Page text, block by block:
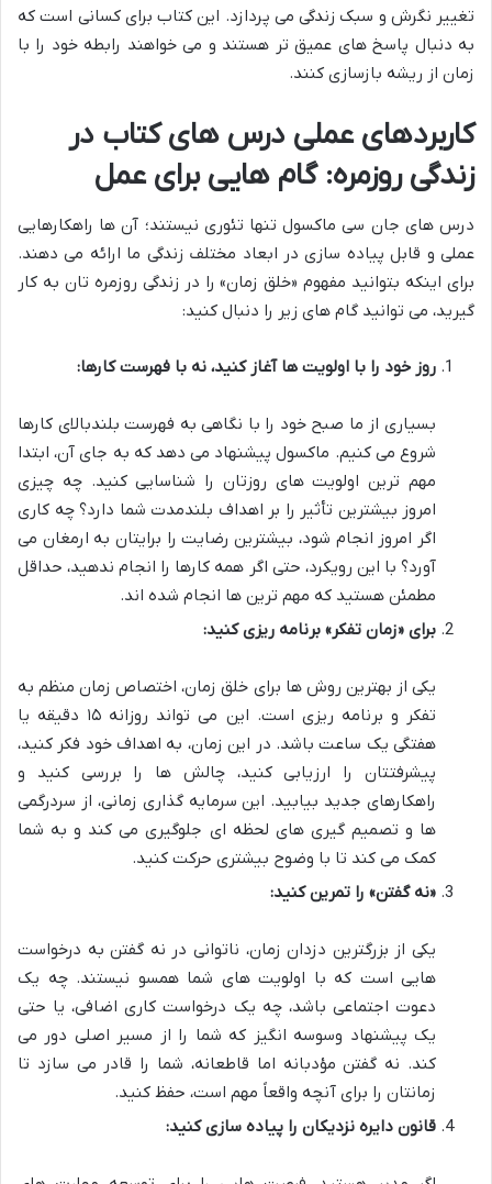
تغییر نگرش و سبک زندگی می پردازد. این کتاب برای کسانی است که
به دنبال پاسخ های عمیق تر هستند و می خواهند رابطه خود را با
زمان از ریشه بازسازی کنند.
کاربردهای عملی درس های کتاب در
زندگی روزمره: گام هایی برای عمل
درس های جان سی ماکسول تنها تئوری نیستند؛ آن ها راهکارهایی
عملی و قابل پیاده سازی در ابعاد مختلف زندگی ما ارائه می دهند.
برای اینکه بتوانید مفهوم «خلق زمان» را در زندگی روزمره تان به کار
گیرید، می توانید گام های زیر را دنبال کنید:
روز خود را با اولویت ها آغاز کنید، نه با فهرست کارها:
بسیاری از ما صبح خود را با نگاهی به فهرست بلندبالای کارها
شروع می کنیم. ماکسول پیشنهاد می دهد که به جای آن، ابتدا
مهم ترین اولویت های روزتان را شناسایی کنید. چه چیزی
امروز بیشترین تأثیر را بر اهداف بلندمدت شما دارد؟ چه کاری
اگر امروز انجام شود، بیشترین رضایت را برایتان به ارمغان می
آورد؟ با این رویکرد، حتی اگر همه کارها را انجام ندهید، حداقل
مطمئن هستید که مهم ترین ها انجام شده اند.
برای «زمان تفکر» برنامه ریزی کنید:
یکی از بهترین روش ها برای خلق زمان، اختصاص زمان منظم به
تفکر و برنامه ریزی است. این می تواند روزانه ۱۵ دقیقه یا
هفتگی یک ساعت باشد. در این زمان، به اهداف خود فکر کنید،
پیشرفتتان را ارزیابی کنید، چالش ها را بررسی کنید و
راهکارهای جدید بیابید. این سرمایه گذاری زمانی، از سردرگمی
ها و تصمیم گیری های لحظه ای جلوگیری می کند و به شما
کمک می کند تا با وضوح بیشتری حرکت کنید.
«نه گفتن» را تمرین کنید:
یکی از بزرگترین دزدان زمان، ناتوانی در نه گفتن به درخواست
هایی است که با اولویت های شما همسو نیستند. چه یک
دعوت اجتماعی باشد، چه یک درخواست کاری اضافی، یا حتی
یک پیشنهاد وسوسه انگیز که شما را از مسیر اصلی دور می
کند. نه گفتن مؤدبانه اما قاطعانه، شما را قادر می سازد تا
زمانتان را برای آنچه واقعاً مهم است، حفظ کنید.
قانون دایره نزدیکان را پیاده سازی کنید: